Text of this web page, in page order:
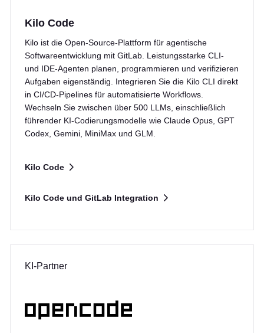
Kilo Code
Kilo ist die Open-Source-Plattform für agentische
Softwareentwicklung mit GitLab. Leistungsstarke CLI-
und IDE-Agenten planen, programmieren und verifizieren
Aufgaben eigenständig. Integrieren Sie die Kilo CLI direkt
in CI/CD-Pipelines für automatisierte Workflows.
Wechseln Sie zwischen über 500 LLMs, einschließlich
führender KI-Codierungsmodelle wie Claude Opus, GPT
Codex, Gemini, MiniMax und GLM.
Kilo Code und GitLab Integration
Kilo Code
KI-Partner